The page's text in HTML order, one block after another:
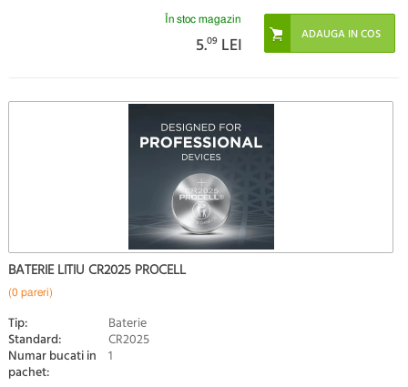
În stoc magazin
5.09 LEI
BATERIE LITIU CR2025 PROCELL
(0 pareri)
Tip: Baterie
Standard: CR2025
Numar bucati in
pachet:
1